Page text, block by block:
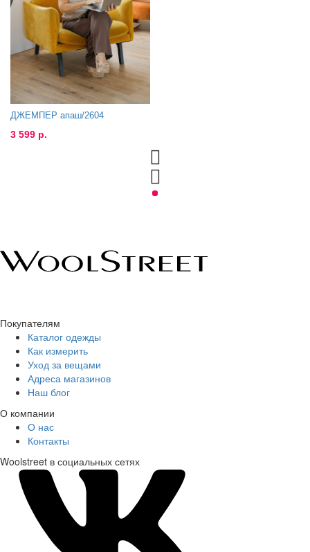
ДЖЕМПЕР апаш/2604
3 599 р.
Покупателям
Каталог одежды
Как измерить
Уход за вещами
Адреса магазинов
Наш блог
О компании
О нас
Контакты
Woolstreet в социальных сетях